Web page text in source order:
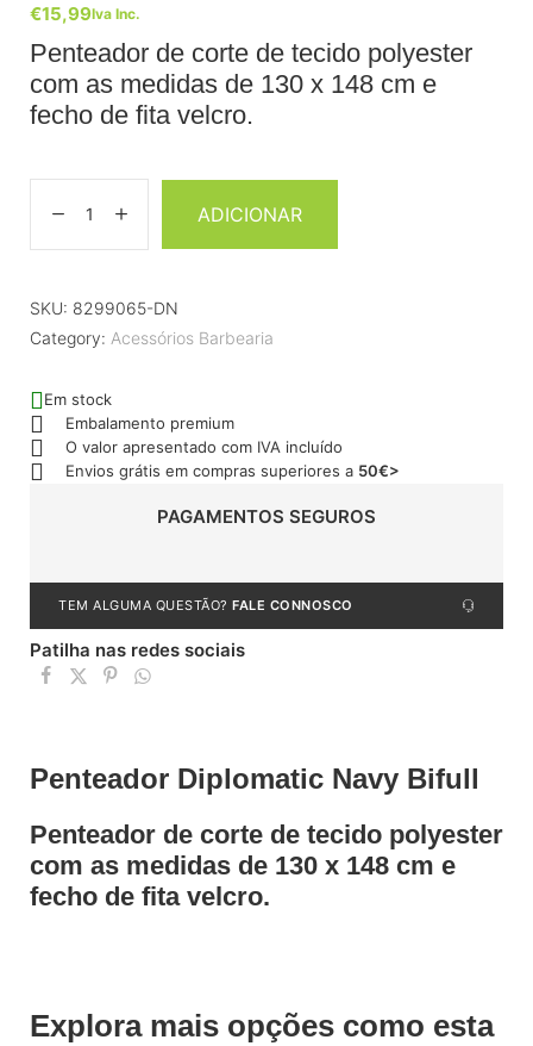
€15,99Iva Inc.
Penteador de corte de tecido polyester
com as medidas de 130 x 148 cm e
fecho de fita velcro.
ADICIONAR
SKU: 8299065-DN
Category: Acessórios Barbearia
Em stock
Embalamento premium
O valor apresentado com IVA incluído
Envios grátis em compras superiores a 50€>
PAGAMENTOS SEGUROS
TEM ALGUMA QUESTÃO? FALE CONNOSCO
Patilha nas redes sociais
Penteador Diplomatic Navy Bifull
Penteador de corte de tecido polyester
com as medidas de 130 x 148 cm e
fecho de fita velcro.
Explora mais opções como esta